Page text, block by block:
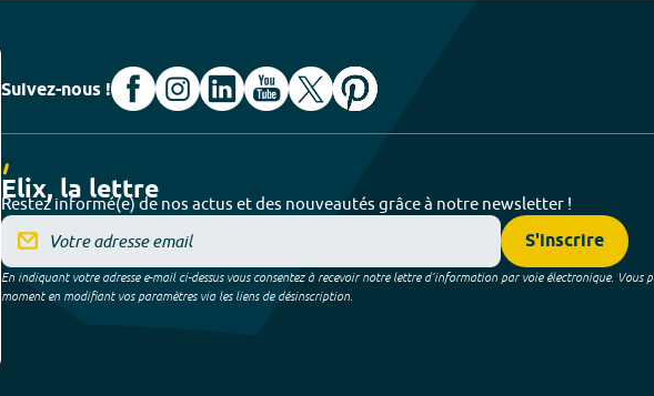
Suivez-nous !
Elix, la lettre
Restez informé(e) de nos actus et des nouveautés grâce à notre newsletter !
S'inscrire
En indiquant votre adresse e-mail ci-dessus vous consentez à recevoir notre lettre d’information par voie électronique. Vous
moment en modifiant vos paramètres via les liens de désinscription.